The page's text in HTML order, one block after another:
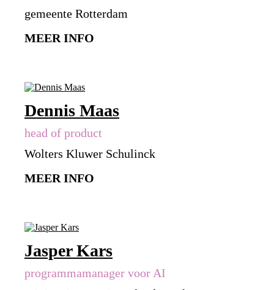
gemeente Rotterdam
MEER INFO
Dennis Maas
head of product
Wolters Kluwer Schulinck
MEER INFO
Jasper Kars
programmamanager voor AI